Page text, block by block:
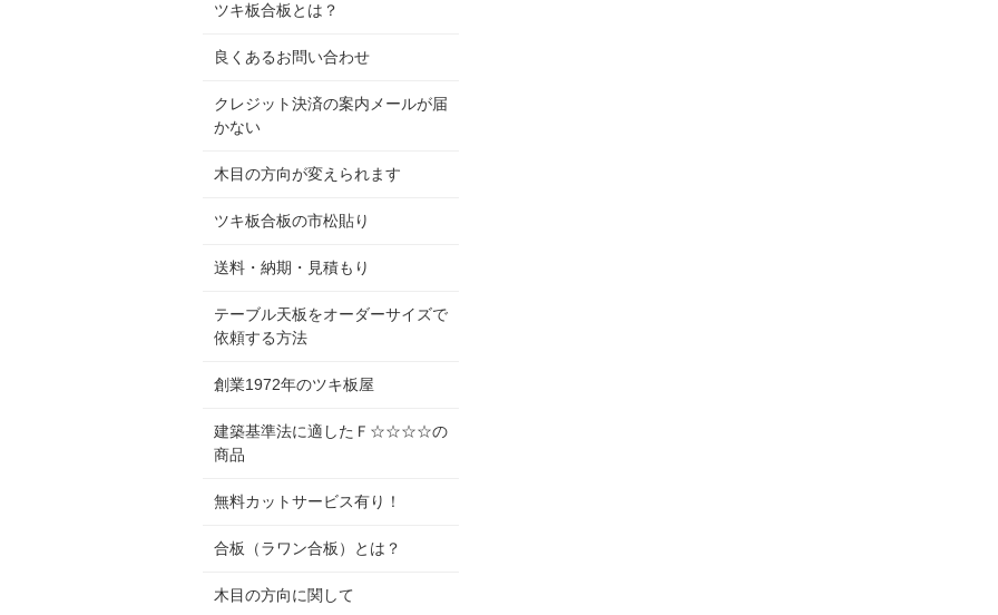
ツキ板合板とは？
良くあるお問い合わせ
クレジット決済の案内メールが届
かない
木目の方向が変えられます
ツキ板合板の市松貼り
送料・納期・見積もり
テーブル天板をオーダーサイズで
依頼する方法
創業1972年のツキ板屋
建築基準法に適したＦ☆☆☆☆の
商品
無料カットサービス有り！
合板（ラワン合板）とは？
木目の方向に関して